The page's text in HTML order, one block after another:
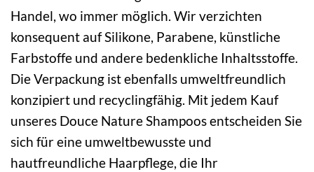
Handel, wo immer möglich. Wir verzichten
konsequent auf Silikone, Parabene, künstliche
Farbstoffe und andere bedenkliche Inhaltsstoffe.
Die Verpackung ist ebenfalls umweltfreundlich
konzipiert und recyclingfähig. Mit jedem Kauf
unseres Douce Nature Shampoos entscheiden Sie
sich für eine umweltbewusste und
hautfreundliche Haarpflege, die Ihr